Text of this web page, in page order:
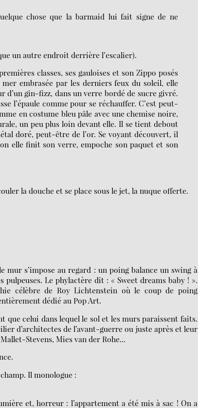
chose que la barmaid lui fait signe de ne
un autre endroit derrière l’escalier).
classes, ses gauloises et son Zippo posés
embrasée par les derniers feux du soleil, elle
d’un gin-fizz, dans un verre bordé de sucre givré.
l’épaule comme pour se réchauffer. C’est peut-
en costume bleu pâle avec une chemise noire,
un peu plus loin devant elle. Il se tient debout
doré, peut-être de l’or. Se voyant découvert, il
elle finit son verre, empoche son paquet et son
la douche et se place sous le jet, la nuque offerte.
s’impose au regard : un poing balance un swing à
Le phylactère dit : « Sweet dreams baby ! ».
célèbre de Roy Lichtenstein où le coup de poing
dédié au Pop Art.
celui dans lequel le sol et les murs paraissent faits.
d’architectes de l’avant-guerre ou juste après et leur
Stevens, Mies van der Rohe...
Il monologue :
et, horreur : l’appartement a été mis à sac ! On a